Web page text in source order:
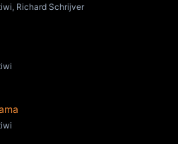
Richard Schrijver